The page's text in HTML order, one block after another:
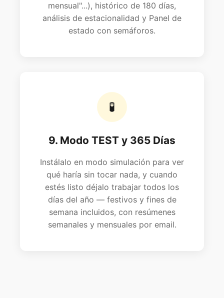
mensual"...), histórico de 180 días,
análisis de estacionalidad y Panel de
estado con semáforos.
🧪
9. Modo TEST y 365 Días
Instálalo en modo simulación para ver
qué haría sin tocar nada, y cuando
estés listo déjalo trabajar todos los
días del año — festivos y fines de
semana incluidos, con resúmenes
semanales y mensuales por email.